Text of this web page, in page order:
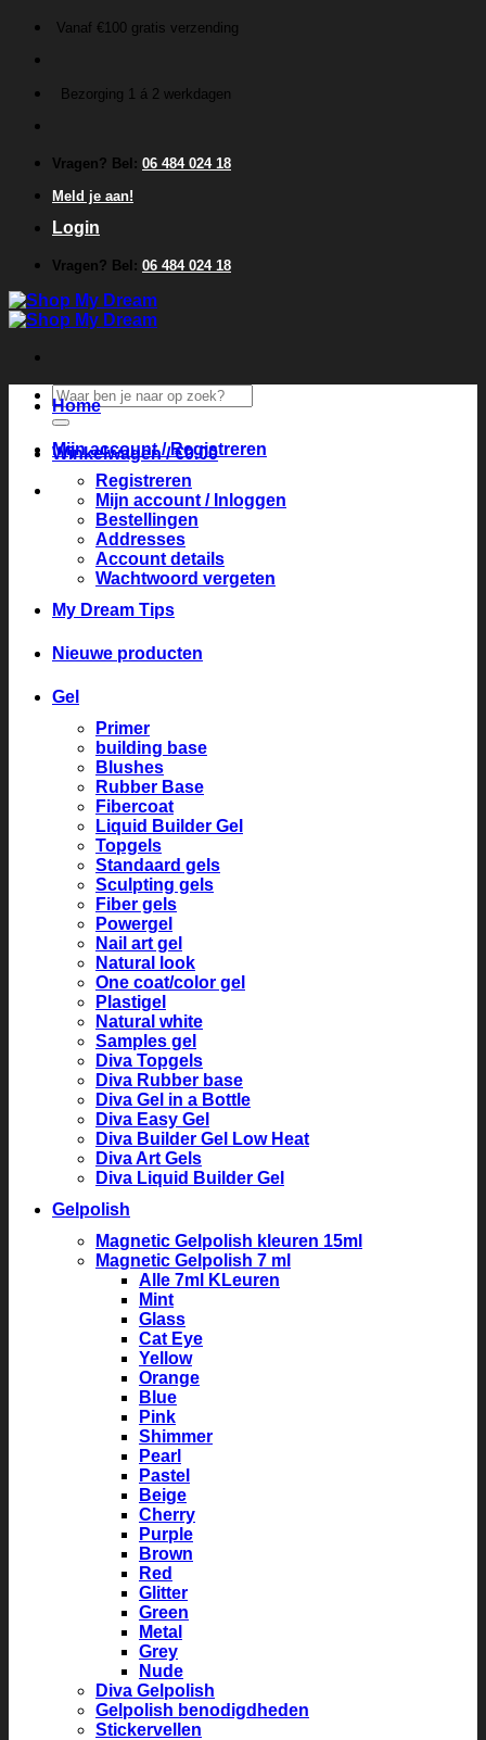
inhoud
Vanaf €100 gratis verzending
Bezorging 1 á 2 werkdagen
Vragen? Bel: 06 484 024 18
Meld je aan!
Login
Vragen? Bel: 06 484 024 18
Zoeken
naar:
Winkelwagen /€0.00
Home
Mijn account / Registreren
Registreren
Mijn account / Inloggen
Bestellingen
Addresses
Account details
Wachtwoord vergeten
My Dream Tips
Nieuwe producten
Gel
Primer
building base
Blushes
Rubber Base
Fibercoat
Liquid Builder Gel
Topgels
Standaard gels
Sculpting gels
Fiber gels
Powergel
Nail art gel
Natural look
One coat/color gel
Plastigel
Natural white
Samples gel
Diva Topgels
Diva Rubber base
Diva Gel in a Bottle
Diva Easy Gel
Diva Builder Gel Low Heat
Diva Art Gels
Diva Liquid Builder Gel
Gelpolish
Magnetic Gelpolish kleuren 15ml
Magnetic Gelpolish 7 ml
Alle 7ml KLeuren
Mint
Glass
Cat Eye
Yellow
Orange
Blue
Pink
Shimmer
Pearl
Pastel
Beige
Cherry
Purple
Brown
Red
Glitter
Green
Metal
Grey
Nude
Diva Gelpolish
Gelpolish benodigdheden
Stickervellen